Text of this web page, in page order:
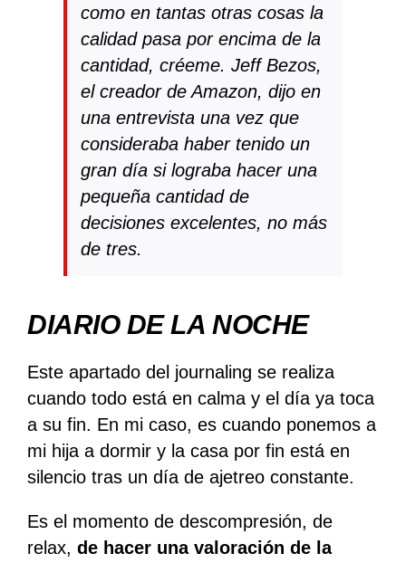
como en tantas otras cosas la
calidad pasa por encima de la
cantidad, créeme. Jeff Bezos,
el creador de Amazon, dijo en
una entrevista una vez que
consideraba haber tenido un
gran día si lograba hacer una
pequeña cantidad de
decisiones excelentes, no más
de tres.
DIARIO DE LA NOCHE
Este apartado del journaling se realiza
cuando todo está en calma y el día ya toca
a su fin. En mi caso, es cuando ponemos a
mi hija a dormir y la casa por fin está en
silencio tras un día de ajetreo constante.
Es el momento de descompresión, de
relax, de hacer una valoración de la